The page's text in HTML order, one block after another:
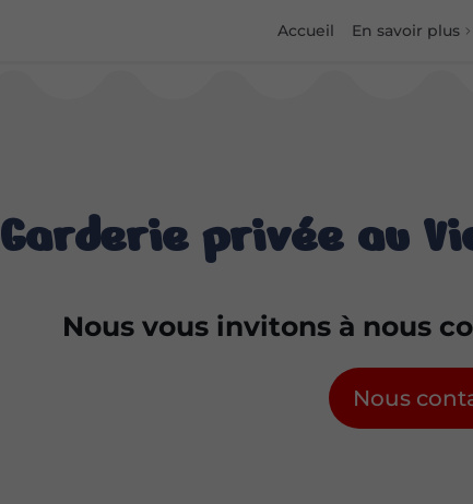
Accueil En savoir plus
Garderie privée au
Nous vous invitons à nous
Nous